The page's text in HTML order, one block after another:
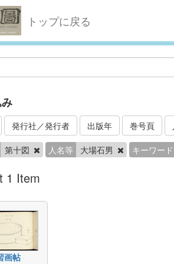
トップに戻る
発行社／発行者 出版年 巻号頁
第十図 人名等 大場石男 キーワード
1 Item
画帖